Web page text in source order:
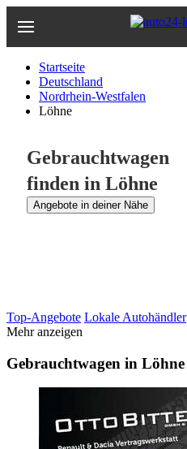
Hauptinhalt
Startseite
Deutschland
Nordrhein-Westfalen
Löhne
Gebrauchtwagen
finden in Löhne
Angebote in deiner Nähe
Top-Angebote Lokale Autohändler
Mehr anzeigen
Gebrauchtwagen in Löhne